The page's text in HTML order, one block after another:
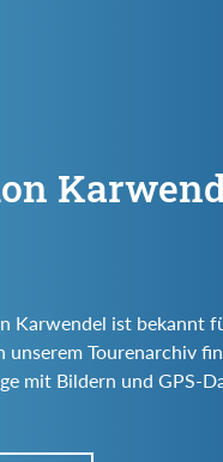
Karwendel ist bekannt
Tourenarchiv
mit Bildern und GPS-